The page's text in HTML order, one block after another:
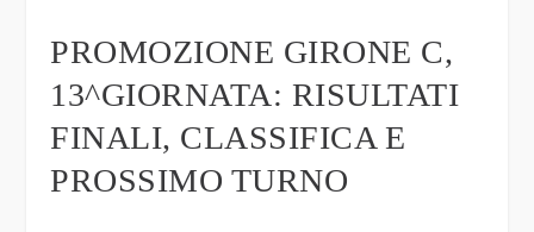
PROMOZIONE GIRONE C,
13^GIORNATA: RISULTATI
FINALI, CLASSIFICA E
PROSSIMO TURNO